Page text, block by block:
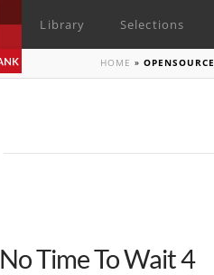
Library Selections
HOME »OPENSOURCE
No Time To Wait 4